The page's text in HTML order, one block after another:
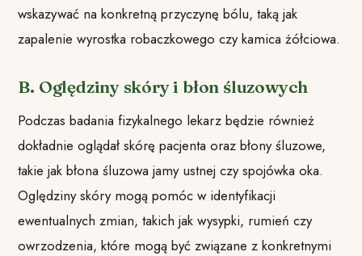
wskazywać na konkretną przyczynę bólu, taką jak
zapalenie wyrostka robaczkowego czy kamica żółciowa.
B. Oględziny skóry i błon śluzowych
Podczas badania fizykalnego lekarz będzie również
dokładnie oglądał skórę pacjenta oraz błony śluzowe,
takie jak błona śluzowa jamy ustnej czy spojówka oka.
Oględziny skóry mogą pomóc w identyfikacji
ewentualnych zmian, takich jak wysypki, rumień czy
owrzodzenia, które mogą być związane z konkretnymi